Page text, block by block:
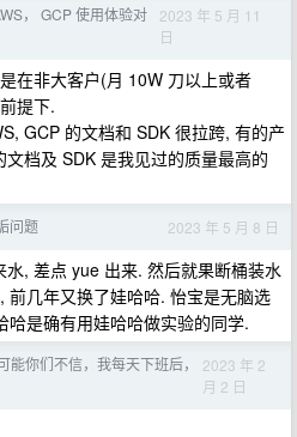
， GCP 使用体验对
2023 年 5 月 11
日
在非大客户(月 10W 刀以上或者
提下.
GCP 的文档和 SDK 很拉跨, 有的产
档及 SDK 是我见过的质量最高的
问题 2023 年 5 月 8 日
, 差点 yue 出来. 然后就果断桶装水
前几年又换了娃哈哈. 怡宝是无脑选
是确有用娃哈哈做实验的同学.
能你们不信，我每天下班后，
2023 年 2
月 2 日